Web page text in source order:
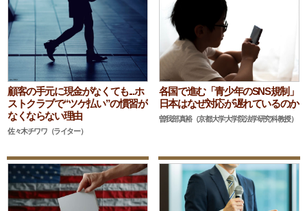
顧客の手元に現金がなくても...ホ
ストクラブで“ツケ払い”の慣習が
なくならない理由
佐々木チワワ（ライター）
各国で進む「青少年のSNS規制」
日本はなぜ対応が遅れているのか
曽我部真裕（京都大学大学院法学研究科教授）